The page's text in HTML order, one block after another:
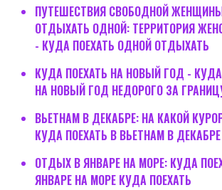
ПУТЕШЕСТВИЯ СВОБОДНОЙ
ОТДЫХАТЬ ОДНОЙ: ТЕРРИТОРИЯ
- КУДА ПОЕХАТЬ ОДНОЙ ОТДЫХАТЬ
КУДА ПОЕХАТЬ НА НОВЫЙ ГОД -
НА НОВЫЙ ГОД НЕДОРОГО ЗА
ВЬЕТНАМ В ДЕКАБРЕ: НА КАКОЙ
КУДА ПОЕХАТЬ В ВЬЕТНАМ В ДЕКАБРЕ
ОТДЫХ В ЯНВАРЕ НА МОРЕ: КУДА
ЯНВАРЕ НА МОРЕ КУДА ПОЕХАТЬ